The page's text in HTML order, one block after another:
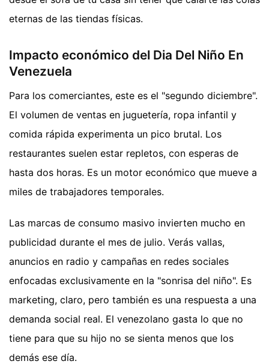
eternas de las tiendas físicas.
Impacto económico del Dia Del Niño En
Venezuela
Para los comerciantes, este es el "segundo diciembre".
El volumen de ventas en juguetería, ropa infantil y
comida rápida experimenta un pico brutal. Los
restaurantes suelen estar repletos, con esperas de
hasta dos horas. Es un motor económico que mueve a
miles de trabajadores temporales.
Las marcas de consumo masivo invierten mucho en
publicidad durante el mes de julio. Verás vallas,
anuncios en radio y campañas en redes sociales
enfocadas exclusivamente en la "sonrisa del niño". Es
marketing, claro, pero también es una respuesta a una
demanda social real. El venezolano gasta lo que no
tiene para que su hijo no se sienta menos que los
demás ese día.